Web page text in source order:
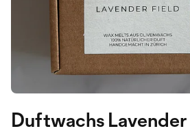
Duftwachs Lavender